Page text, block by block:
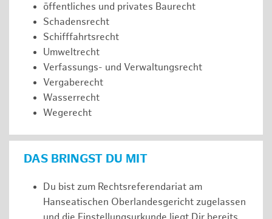
öffentliches und privates Baurecht
Schadensrecht
Schifffahrtsrecht
Umweltrecht
Verfassungs- und Verwaltungsrecht
Vergaberecht
Wasserrecht
Wegerecht
DAS BRINGST DU MIT
Du bist zum Rechtsreferendariat am
Hanseatischen Oberlandesgericht zugelassen